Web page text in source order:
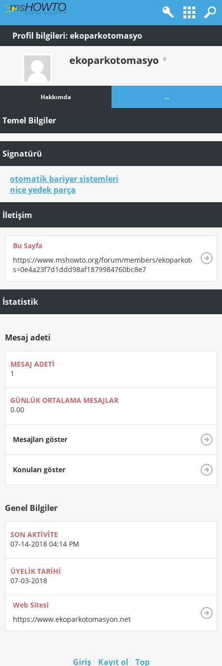
Profil bilgileri: ekoparkotomasyo
ekoparkotomasyo
Hakkımda ...
Temel Bilgiler
Signatürü
otomatik bariyer sistemleri
nice yedek parça
İletişim
Bu Sayfa
https://www.mshowto.org/forum/members/
s=0e4a23f7d1ddd98af1879984760bc8e7
İstatistik
Mesaj adeti
MESAJ ADETI
1
GÜNLÜK ORTALAMA MESAJLAR
0.00
Mesajları göster
Konuları göster
Genel Bilgiler
SON AKTIVITE
07-14-2018 04:14 PM
ÜYELIK TARIHI
07-03-2018
Web Sitesi
https://www.ekoparkotomasyon.net
Giriş Kayıt ol Top